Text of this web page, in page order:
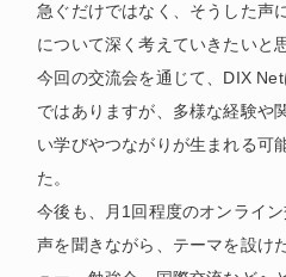
急ぐだけではなく、そうした声
について深く考えていきたいと
今回の交流会を通じて、DIX
ではありますが、多様な経験や
い学びやつながりが生まれる可
た。
今後も、月1回程度のオンライ
声を聞きながら、テーマを設け